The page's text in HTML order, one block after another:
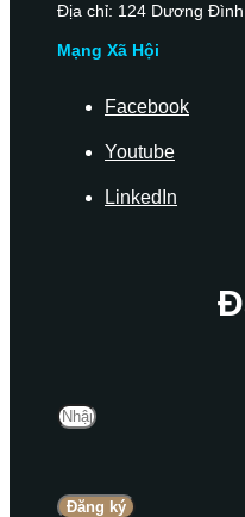
Địa chỉ: 124 Dương
Mạng Xã Hội
Facebook
Youtube
LinkedIn
Đăng ký